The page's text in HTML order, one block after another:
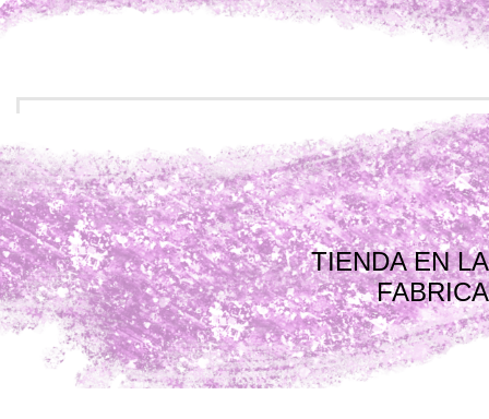
TIENDA EN LA
FABRICA